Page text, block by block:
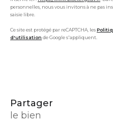
personnelles, nous vous invitons à ne pas
saisie libre.
Ce site est protégé par reCAPTCHA, les
d'utilisation de Google s'appliquent.
partager
le bien